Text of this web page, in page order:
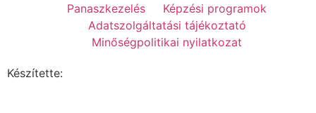
Panaszkezelés
Képzési programok
Adatszolgáltatási tájékoztató
Minőségpolitikai nyilatkozat
Készítette: